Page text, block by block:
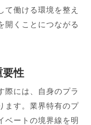
て働ける環境を整え
開くことにつながる
要性
際には、自身のプラ
ます。業界特有のプ
ベートの境界線を明